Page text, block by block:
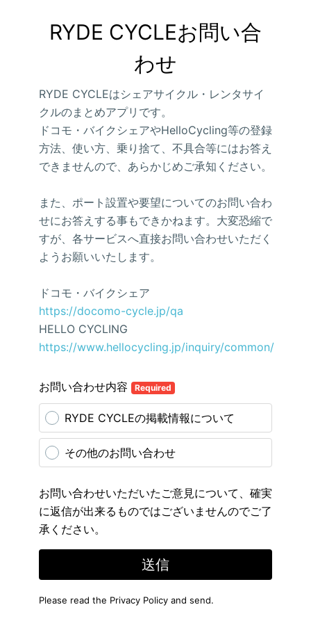
RYDE CYCLEお問い合
わせ
RYDE CYCLEはシェアサイクル・レンタサイ
クルのまとめアプリです。
ドコモ・バイクシェアやHelloCycling等の登録
方法、使い方、乗り捨て、不具合等にはお答え
できませんので、あらかじめご承知ください。
また、ポート設置や要望についてのお問い合わ
せにお答えする事もできかねます。大変恐縮で
すが、各サービスへ直接お問い合わせいただく
ようお願いいたします。
ドコモ・バイクシェア
https://docomo-cycle.jp/qa
HELLO CYCLING
https://www.hellocycling.jp/inquiry/common/
お問い合わせ内容 Required
RYDE CYCLEの掲載情報について
その他のお問い合わせ
お問い合わせいただいたご意見について、確実
に返信が出来るものではございませんのでご了
承ください。
送信
Please read the Privacy Policy and send.